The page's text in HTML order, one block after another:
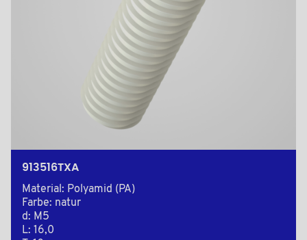
913516TXA
Material: Polyamid (PA)
Farbe: natur
d: M5
L: 16,0